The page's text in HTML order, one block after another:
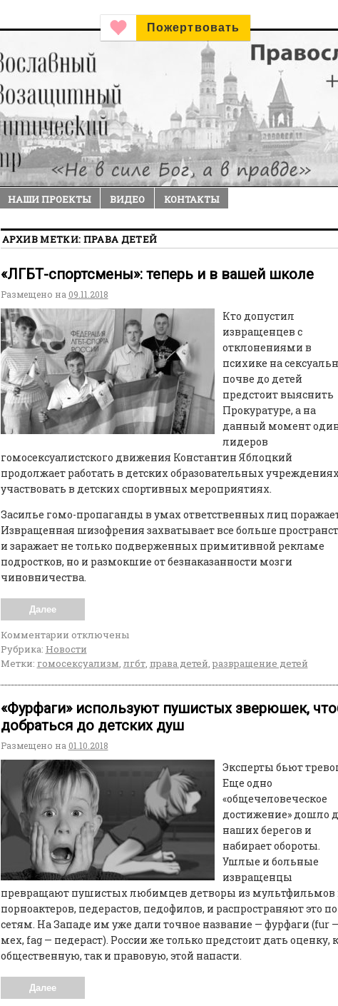
Пожертвовать
НАШИ ПРОЕКТЫ ВИДЕО КОНТАКТЫ
АРХИВ МЕТКИ: ПРАВА ДЕТЕЙ
«ЛГБТ-спортсмены»: теперь и в вашей школе
Размещено на 09.11.2018
Кто допустил
извращенцев с
отклонениями в
психике на
почве до детей
предстоит выяснить
Прокуратуре, а на
данный момент
лидеров
гомосексуалистского движения Константин Яблоцкий
продолжает работать в детских образовательных
участвовать в детских спортивных мероприятиях.
Засилье гомо-пропаганды в умах ответственных лиц
Извращенная шизофрения захватывает все больше
и заражает не только подверженных примитивной рекламе
подростков, но и размокшие от безнаказанности мозги
чиновничества.
Далее
Комментарии отключены
Рубрика: Новости
Метки: гомосексуализм, лгбт, права детей,развращение детей
«Фурфаги» используют пушистых зверюшек,
добраться до детских душ
Размещено на 01.10.2018
Эксперты бьют
Еще одно
«общечеловеческое
достижение» дошло
наших берегов и
набирает обороты.
Ушлые и больные
извращенцы
превращают пушистых любимцев детворы из мультфильмов
порноактеров, педерастов, педофилов, и распространяют это по
сетям. На Западе им уже дали точное название — фурфаги (fur
мех, fag — педераст). России же только предстоит дать оценку,
общественную, так и правовую, этой напасти.
Далее